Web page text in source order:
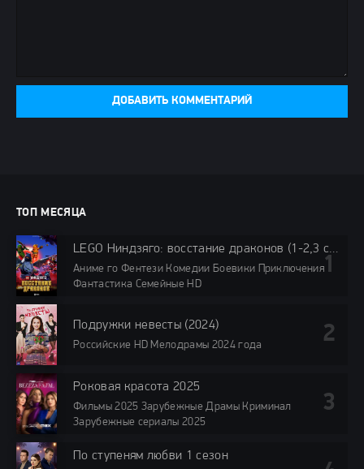
ДОБАВИТЬ КОММЕНТАРИЙ
ТОП МЕСЯЦА
LEGO Ниндзяго: восстание драконов (1-2,3 сезон)
Аниме го Фентези Комедии Боевики Приключения
Фантастика Семейные HD
Подружки невесты (2024)
Российские HD Мелодрамы 2024 года
Роковая красота 2025
Фильмы 2025 Зарубежные Драмы Криминал
Зарубежные сериалы 2025
По ступеням любви 1 сезон